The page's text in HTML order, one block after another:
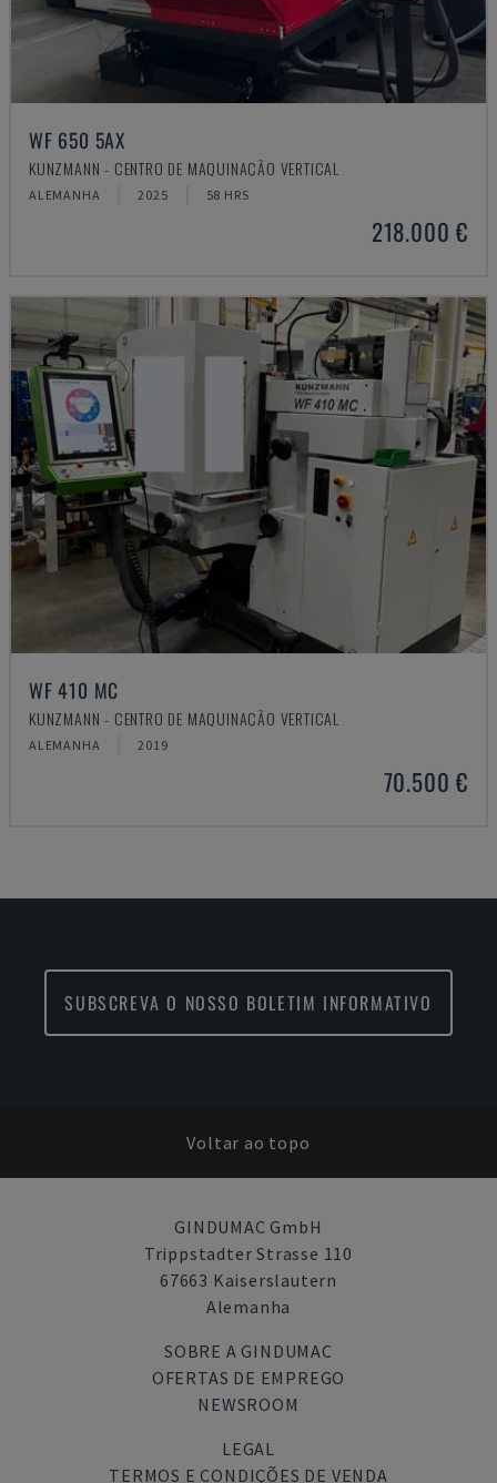
WF 650 5AX
KUNZMANN - CENTRO DE MAQUINAÇÃO VERTICAL
ALEMANHA 2025 58 HRS
218.000 €
WF 410 MC
KUNZMANN - CENTRO DE MAQUINAÇÃO VERTICAL
ALEMANHA 2019
70.500 €
SUBSCREVA O NOSSO BOLETIM INFORMATIVO
Voltar ao topo
GINDUMAC GmbH
Trippstadter Strasse 110
67663 Kaiserslautern
Alemanha
SOBRE A GINDUMAC
OFERTAS DE EMPREGO
NEWSROOM
LEGAL
TERMOS E CONDIÇÕES DE VENDA